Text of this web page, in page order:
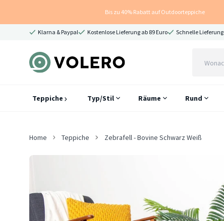
Bis zu 40% Rabatt auf Outdoorteppiche
Klarna & Paypal Kostenlose Lieferung ab 89 Euro Schnelle Lieferung
Teppiche Typ/Stil Räume Rund
Home Teppiche Zebrafell - Bovine Schwarz Weiß